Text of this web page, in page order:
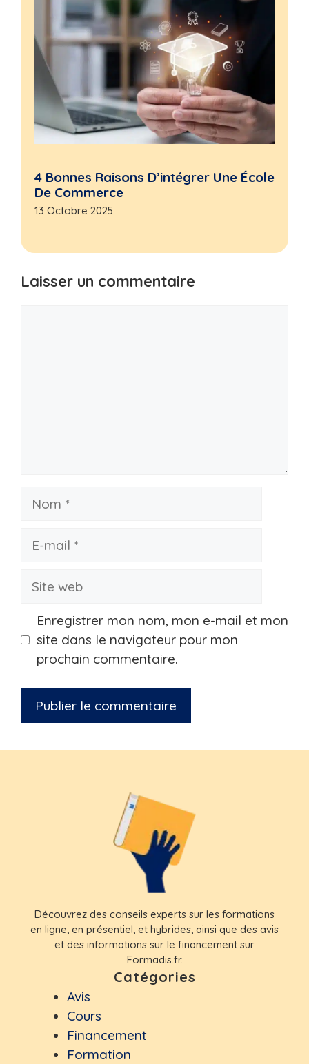
4 Bonnes Raisons D’intégrer Une École
De Commerce
13 Octobre 2025
Laisser un commentaire
Nom
Site
Enregistrer mon nom, mon e-mail et mon
site dans le navigateur pour mon
prochain commentaire.
Découvrez des conseils experts sur les formations
en ligne, en présentiel, et hybrides, ainsi que des avis
et des informations sur le financement sur
Formadis.fr.
Catégories
Avis
Cours
Financement
Formation